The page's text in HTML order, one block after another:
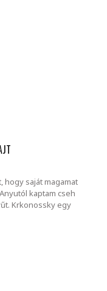
hogy saját magamat
kaptam cseh
Krkonossky egy